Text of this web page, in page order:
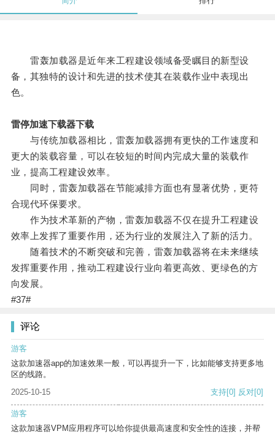
雷轰加载器是近年来工程建设领域备受瞩目的新型设
备，其独特的设计和先进的技术使其在装载作业中表现出
色。
雷停加速下载器下载
与传统加载器相比，雷轰加载器拥有更快的工作速度和
更大的装载容量，可以在较短的时间内完成大量的装载作
业，提高工程建设效率。
同时，雷轰加载器在节能减排方面也有显著优势，更符
合现代环保要求。
作为技术革新的产物，雷轰加载器不仅在提升工程建设
效率上发挥了重要作用，还为行业的发展注入了新的活力。
随着技术的不断突破和完善，雷轰加载器将在未来继续
发挥重要作用，推动工程建设行业向着更高效、更绿色的方
向发展。
#37#
评论
游客
这款加速器app的加速效果一般，可以再提升一下，比如能够支持更多地
区的线路。
2025-10-15
支持[0] 反对[0]
游客
这款加速器VPM应用程序可以给你提供最高速度和安全性的连接，并帮